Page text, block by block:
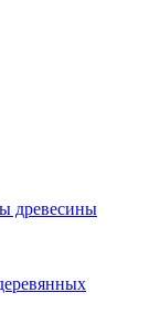
древесины